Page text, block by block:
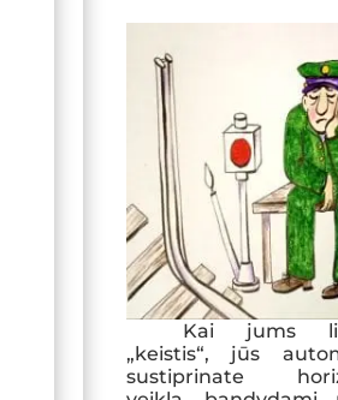
Kai jums
„keistis“, jūs
sustiprinate